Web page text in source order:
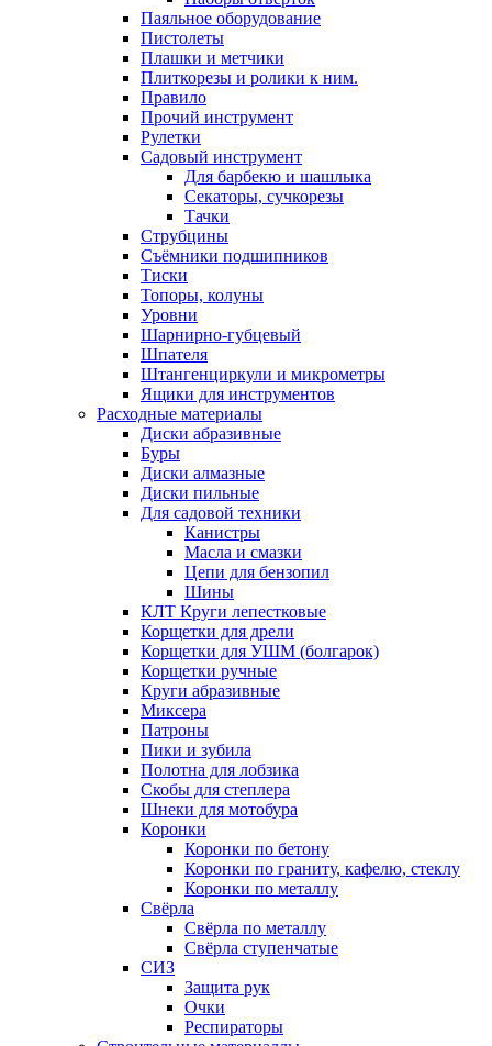
Паяльное оборудование
Пистолеты
Плашки и метчики
Плиткорезы и ролики к ним.
Правило
Прочий инструмент
Рулетки
Садовый инструмент
Для барбекю и шашлыка
Секаторы, сучкорезы
Тачки
Струбцины
Съёмники подшипников
Тиски
Топоры, колуны
Уровни
Шарнирно-губцевый
Шпателя
Штангенциркули и микрометры
Ящики для инструментов
Расходные материалы
Диски абразивные
Буры
Диски алмазные
Диски пильные
Для садовой техники
Канистры
Масла и смазки
Цепи для бензопил
Шины
КЛТ Круги лепестковые
Корщетки для дрели
Корщетки для УШМ (болгарок)
Корщетки ручные
Круги абразивные
Миксера
Патроны
Пики и зубила
Полотна для лобзика
Скобы для степлера
Шнеки для мотобура
Коронки
Коронки по бетону
Коронки по граниту, кафелю, стеклу
Коронки по металлу
Свёрла
Свёрла по металлу
Свёрла ступенчатые
СИЗ
Защита рук
Очки
Респираторы